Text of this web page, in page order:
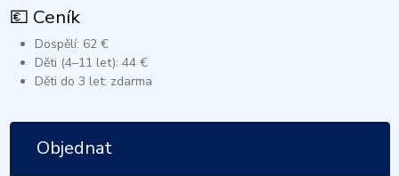
💶 Ceník
Dospělí: 62 €
Děti (4–11 let): 44 €
Děti do 3 let: zdarma​
Objednat